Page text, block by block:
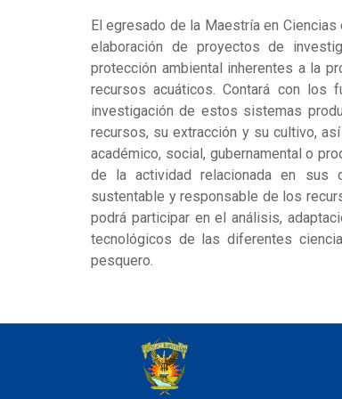
El egresado de la Maestría en
elaboración de proyectos de
protección ambiental inherentes a la
recursos acuáticos. Contará con
investigación de estos sistemas
recursos, su extracción y su cultivo,
académico, social, gubernamental o
de la actividad relacionada en sus
sustentable y responsable de los
podrá participar en el análisis,
tecnológicos de las diferentes
pesquero.